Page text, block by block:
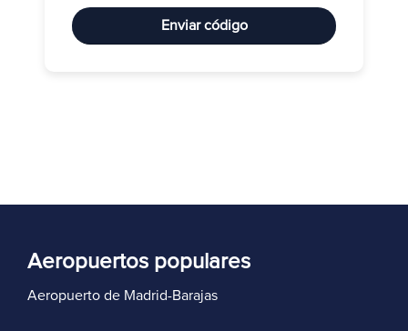
Enviar código
Aeropuertos populares
Aeropuerto de Madrid-Barajas